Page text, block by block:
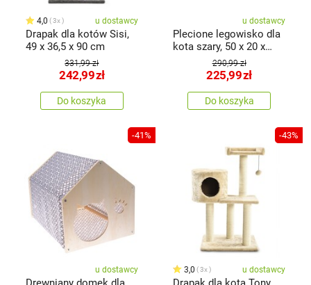
4,0 3x u dostawcy
Drapak dla kotów Sisi,
49 x 36,5 x 90 cm
331,99 zł
242,99zł
Do koszyka
u dostawcy
Plecione legowisko dla
kota szary, 50 x 20 x
290,99 zł
225,99zł
Do koszyka
-41%
u dostawcy
-43%
3,0 3x u dostawcy